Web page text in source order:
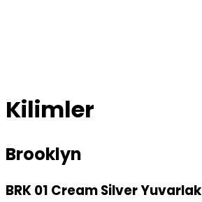
Kilimler
Brooklyn
BRK 01 Cream Silver Yuvarlak